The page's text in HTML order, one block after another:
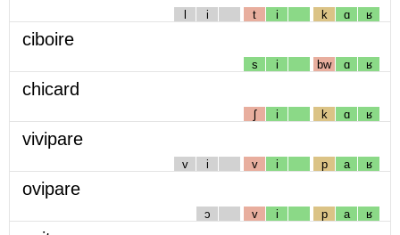
l i t i k ɑ ʁ
ciboire
s i bw ɑ ʁ
chicard
ʃ i k ɑ ʁ
vivipare
v i v i p a ʁ
ovipare
ɔ v i p a ʁ